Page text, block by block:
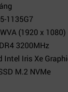
512GB SSD
1 x 2.5" SATA ,
M.2 NVMe
1135G7
(1920 x 1080)
3200MHz
Intel Iris Xe
M.2 NVMe